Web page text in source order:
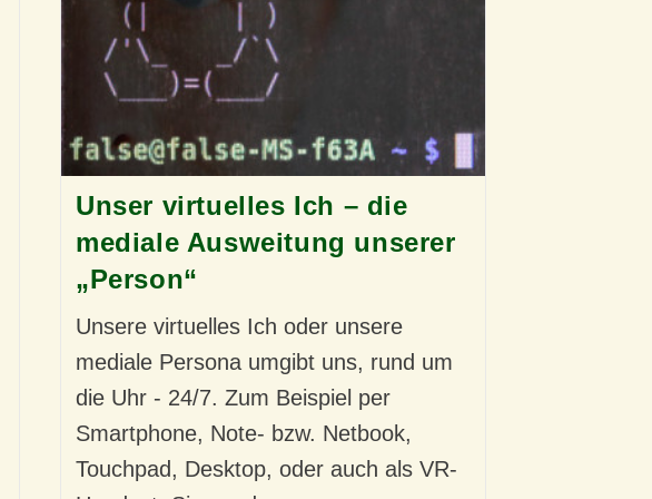
Unser virtuelles Ich – die
mediale Ausweitung unserer
„Person“
Unsere virtuelles Ich oder unsere
mediale Persona umgibt uns, rund um
die Uhr - 24/7. Zum Beispiel per
Smartphone, Note- bzw. Netbook,
Touchpad, Desktop, oder auch als VR-